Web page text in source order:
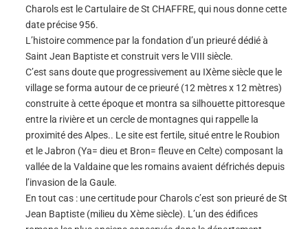
Charols est le Cartulaire de St CHAFFRE, qui nous donne cette
date précise 956.
L’histoire commence par la fondation d’un prieuré dédié à
Saint Jean Baptiste et construit vers le VIII siècle.
C’est sans doute que progressivement au IXème siècle que le
village se forma autour de ce prieuré (12 mètres x 12 mètres)
construite à cette époque et montra sa silhouette pittoresque
entre la rivière et un cercle de montagnes qui rappelle la
proximité des Alpes.. Le site est fertile, situé entre le Roubion
et le Jabron (Ya= dieu et Bron= fleuve en Celte) composant la
vallée de la Valdaine que les romains avaient défrichés depuis
l’invasion de la Gaule.
En tout cas : une certitude pour Charols c’est son prieuré de St
Jean Baptiste (milieu du Xème siècle). L’un des édifices